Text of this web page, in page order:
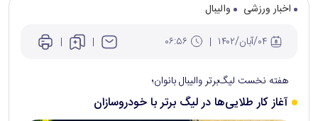
اخبار ورزشی
والیبال
هفته نخست لیگ‌برتر والیبال بانوان؛
آغاز کار طلایی‌ها در لیگ برتر با خودروسازان